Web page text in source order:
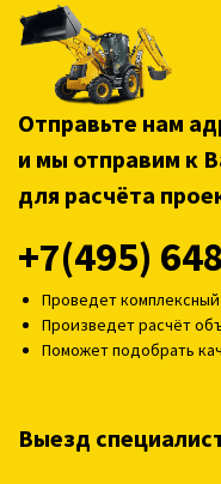
Отправьте нам
и мы отправим к
для расчёта
+7(495)
Проведет
Произведет расчёт
Поможет подобрать
Выезд